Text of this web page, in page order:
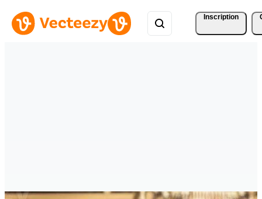
Inscription